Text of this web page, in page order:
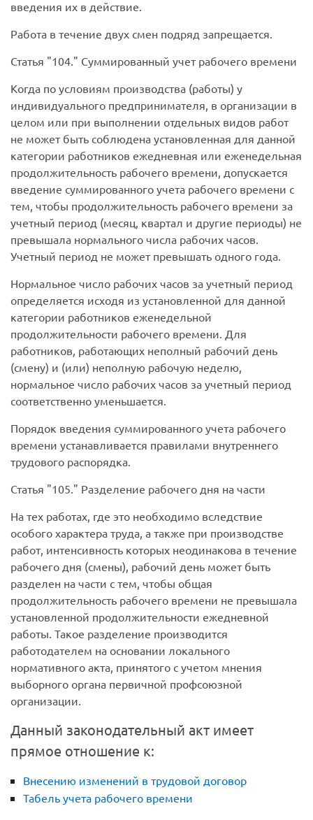
введения их в действие.
Работа в течение двух смен подряд запрещается.
Статья
104.
Суммированный учет рабочего времени
Когда по условиям производства (работы) у
индивидуального предпринимателя, в организации в
целом или при выполнении отдельных видов работ
не может быть соблюдена установленная для данной
категории работников ежедневная или еженедельная
продолжительность рабочего времени, допускается
введение суммированного учета рабочего времени с
тем, чтобы продолжительность рабочего времени за
учетный период (месяц, квартал и другие периоды) не
превышала нормального числа рабочих часов.
Учетный период не может превышать одного года.
Нормальное число рабочих часов за учетный период
определяется исходя из установленной для данной
категории работников еженедельной
продолжительности рабочего времени. Для
работников, работающих неполный рабочий день
(смену) и (или) неполную рабочую неделю,
нормальное число рабочих часов за учетный период
соответственно уменьшается.
Порядок введения суммированного учета рабочего
времени устанавливается правилами внутреннего
трудового распорядка.
Статья
105.
Разделение рабочего дня на части
На тех работах, где это необходимо вследствие
особого характера труда, а также при производстве
работ, интенсивность которых неодинакова в течение
рабочего дня (смены), рабочий день может быть
разделен на части с тем, чтобы общая
продолжительность рабочего времени не превышала
установленной продолжительности ежедневной
работы. Такое разделение производится
работодателем на основании локального
нормативного акта, принятого с учетом мнения
выборного органа первичной профсоюзной
организации.
Данный законодательный акт имеет
прямое отношение к:
Внесению изменений в трудовой договор
Табель учета рабочего времени